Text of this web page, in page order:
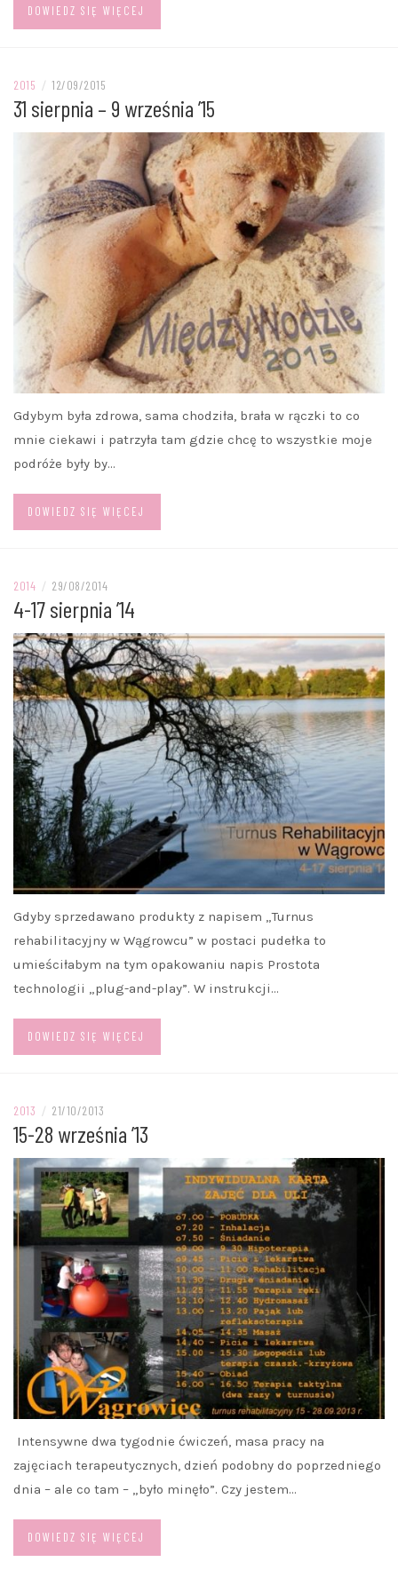
DOWIEDZ SIĘ WIĘCEJ
2015 / 12/09/2015
31 sierpnia – 9 września ’15
Gdybym była zdrowa, sama chodziła, brała w rączki to co
mnie ciekawi i patrzyła tam gdzie chcę to wszystkie moje
podróże były by…
DOWIEDZ SIĘ WIĘCEJ
2014 / 29/08/2014
4-17 sierpnia ’14
Gdyby sprzedawano produkty z napisem „Turnus
rehabilitacyjny w Wągrowcu” w postaci pudełka to
umieściłabym na tym opakowaniu napis Prostota
technologii „plug-and-play”. W instrukcji…
DOWIEDZ SIĘ WIĘCEJ
2013 / 21/10/2013
15-28 września ’13
Intensywne dwa tygodnie ćwiczeń, masa pracy na
zajęciach terapeutycznych, dzień podobny do poprzedniego
dnia – ale co tam – „było minęło”. Czy jestem…
DOWIEDZ SIĘ WIĘCEJ